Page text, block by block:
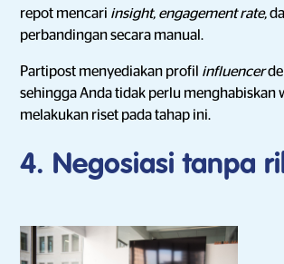
repot mencari insight, engagement rate,
perbandingan secara manual.
Partipost menyediakan profil influencer
sehingga Anda tidak perlu menghabiskan
melakukan riset pada tahap ini.
4. Negosiasi tanpa